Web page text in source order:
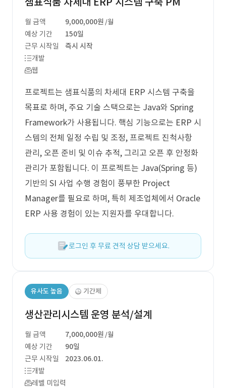
월 금액 9,000,000원 /월
예상 기간
150일
근무 시작일
즉시 시작
개발
웹
프로젝트는 샘표식품의 차세대 ERP 시스템 구축을
목표로 하며, 주요 기술 스택으로는 Java와 Spring
Framework가 사용됩니다. 핵심 기능으로는 ERP 시
스템의 전체 일정 수립 및 조정, 프로젝트 진척사항
관리, 오픈 준비 및 이슈 추적, 그리고 오픈 후 안정화
관리가 포함됩니다. 이 프로젝트는 Java(Spring 등)
기반의 SI 사업 수행 경험이 풍부한 Project
Manager를 필요로 하며, 특히 제조업체에서 Oracle
ERP 사용 경험이 있는 지원자를 우대합니다.
로그인 후 무료 견적 상담 받으세요.
유사도 높음 기간제
생산관리시스템 운영 분석/설계
월 금액 7,000,000원 /월
예상 기간
90일
근무 시작일
2023.06.01.
개발
레벨 미입력